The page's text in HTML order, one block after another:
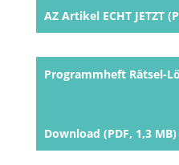
AZ Artikel ECHT JETZT
Programmheft Rätsel-
Download (PDF, 1,3 MB)